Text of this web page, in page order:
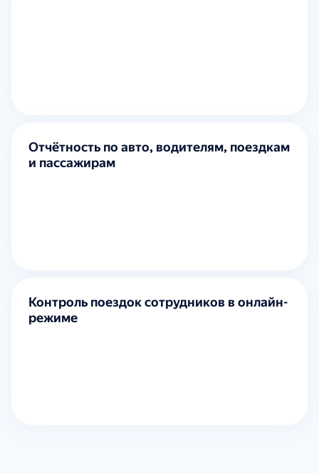
Отчётность по авто, водителям, поездкам
и пассажирам
Контроль поездок сотрудников в онлайн-
режиме